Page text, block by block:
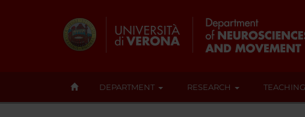
DEPARTMENT RESEARCH TEACHING